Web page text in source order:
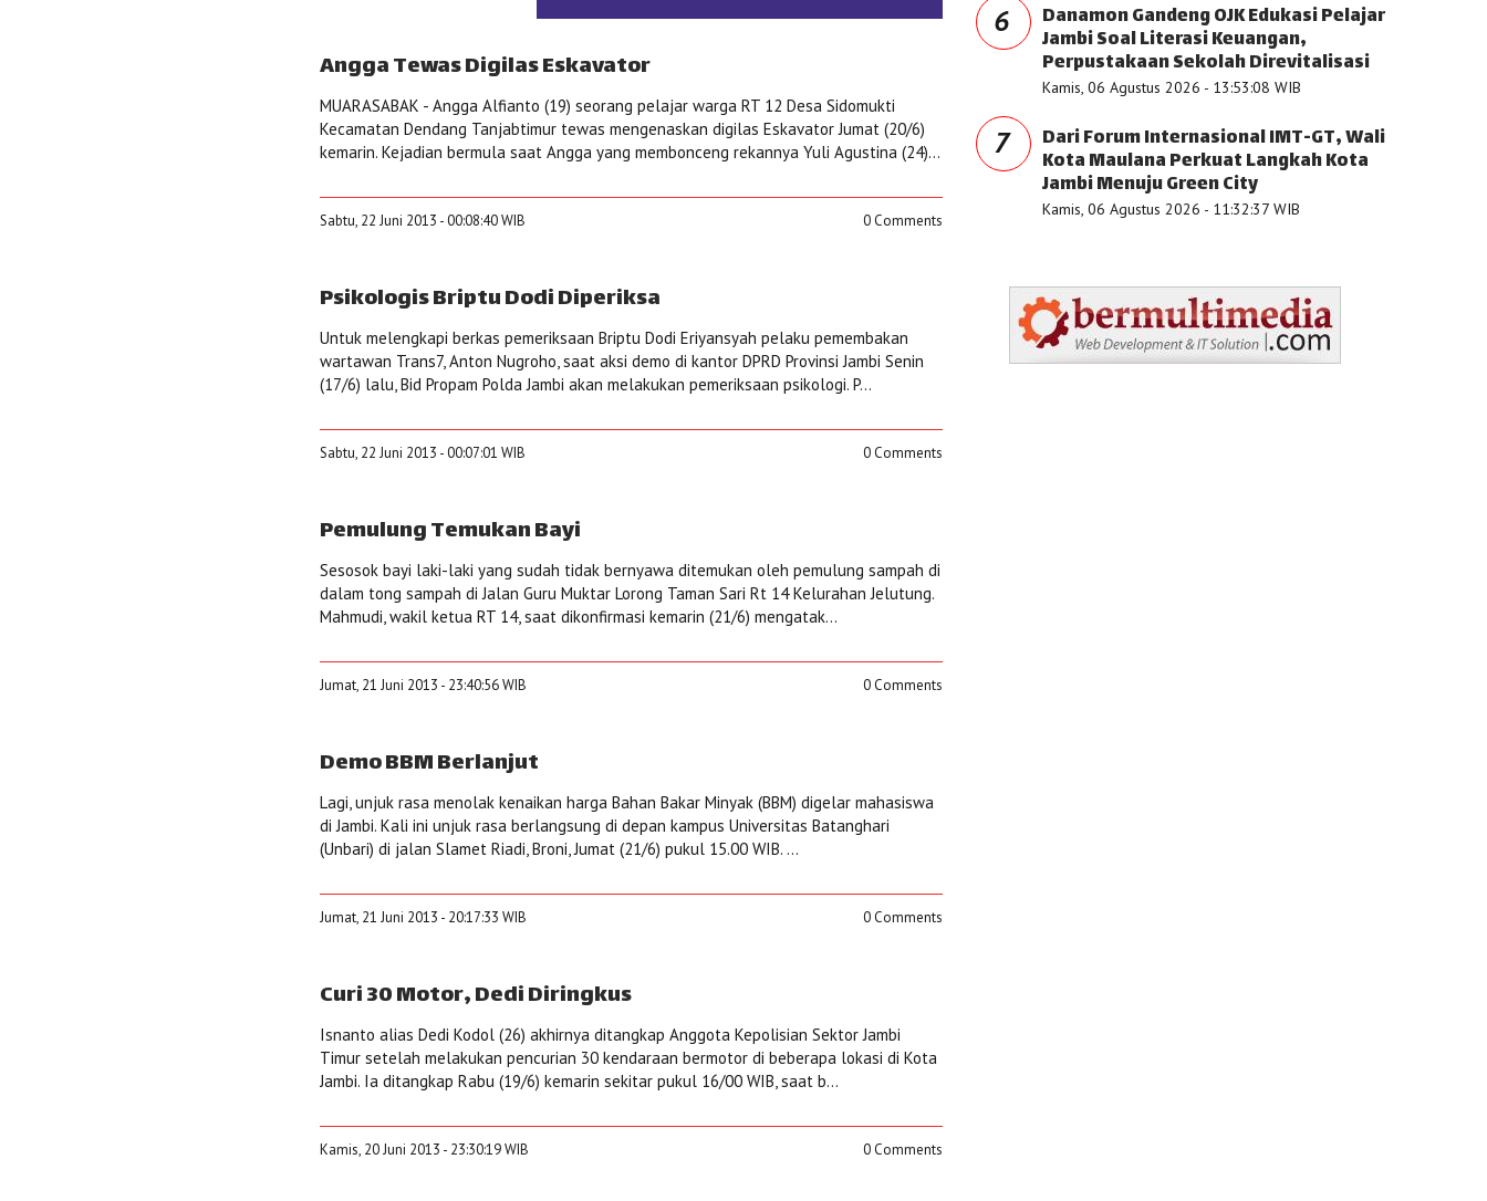
Angga Tewas Digilas Eskavator
MUARASABAK - Angga Alfianto (19) seorang pelajar warga RT 12 Desa Sidomukti
Kecamatan Dendang Tanjabtimur tewas mengenaskan digilas Eskavator Jumat (20/6)
kemarin. Kejadian bermula saat Angga yang membonceng rekannya Yuli Agustina (24)...
Sabtu, 22 Juni 2013 - 00:08:40 WIB 0 Comments
Psikologis Briptu Dodi Diperiksa
Untuk melengkapi berkas pemeriksaan Briptu Dodi Eriyansyah pelaku pemembakan
wartawan Trans7, Anton Nugroho, saat aksi demo di kantor DPRD Provinsi Jambi Senin
(17/6) lalu, Bid Propam Polda Jambi akan melakukan pemeriksaan psikologi. P...
Sabtu, 22 Juni 2013 - 00:07:01 WIB 0 Comments
Pemulung Temukan Bayi
Sesosok bayi laki-laki yang sudah tidak bernyawa ditemukan oleh pemulung sampah di
dalam tong sampah di Jalan Guru Muktar Lorong Taman Sari Rt 14 Kelurahan Jelutung.
Mahmudi, wakil ketua RT 14, saat dikonfirmasi kemarin (21/6) mengatak...
Jumat, 21 Juni 2013 - 23:40:56 WIB 0 Comments
Demo BBM Berlanjut
Lagi, unjuk rasa menolak kenaikan harga Bahan Bakar Minyak (BBM) digelar mahasiswa
di Jambi. Kali ini unjuk rasa berlangsung di depan kampus Universitas Batanghari
(Unbari) di jalan Slamet Riadi, Broni, Jumat (21/6) pukul 15.00 WIB. ...
Jumat, 21 Juni 2013 - 20:17:33 WIB 0 Comments
Curi 30 Motor, Dedi Diringkus
Isnanto alias Dedi Kodol (26) akhirnya ditangkap Anggota Kepolisian Sektor Jambi
Timur setelah melakukan pencurian 30 kendaraan bermotor di beberapa lokasi di Kota
Jambi. Ia ditangkap Rabu (19/6) kemarin sekitar pukul 16/00 WIB, saat b...
Kamis, 20 Juni 2013 - 23:30:19 WIB 0 Comments
6 Danamon Gandeng OJK Edukasi Pelajar
Jambi Soal Literasi Keuangan,
Perpustakaan Sekolah Direvitalisasi
Kamis, 06 Agustus 2026 - 13:53:08 WIB
7 Dari Forum Internasional IMT-GT, Wali
Kota Maulana Perkuat Langkah Kota
Jambi Menuju Green City
Kamis, 06 Agustus 2026 - 11:32:37 WIB